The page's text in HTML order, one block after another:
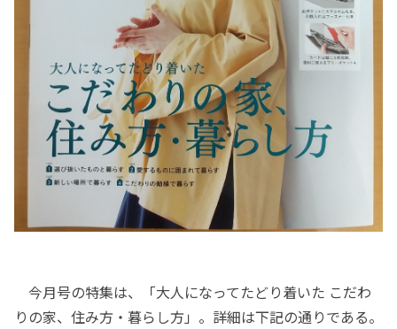
今月号の特集は、「大人になってたどり着いた こだわ
りの家、住み方・暮らし方」。詳細は下記の通りである。